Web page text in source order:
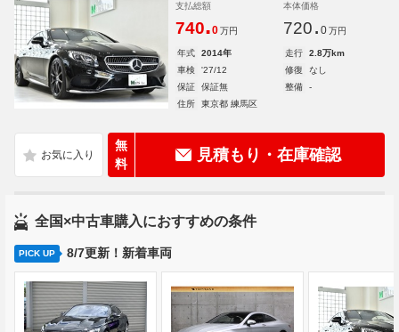
支払総額
740.0 万円
本体価格
720. 0 万円
年式 2014年 走行
2.8万km
車検
'27/12 修復
なし
保証
保証無 整備
-
住所
東京都 練馬区
無
料
見積もり・在庫確認
全国×中古車購入におすすめの条件
PICK UP 8/7更新！新着車両